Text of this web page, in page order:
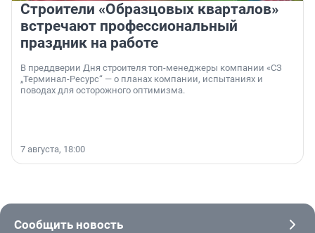
Строители «Образцовых кварталов»
встречают профессиональный
праздник на работе
В преддверии Дня строителя топ-менеджеры компании «СЗ
„Терминал-Ресурс“ — о планах компании, испытаниях и
поводах для осторожного оптимизма.
7 августа, 18:00
Сообщить новость